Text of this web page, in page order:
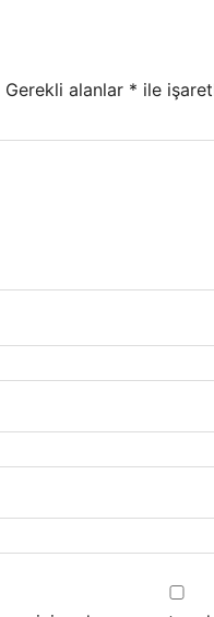
Gerekli alanlar * ile